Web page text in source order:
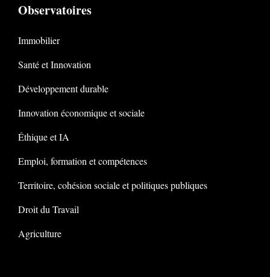
Observatoires
Immobilier
Santé et Innovation
Développement durable
Innovation économique et sociale
Éthique et IA
Emploi, formation et compétences
Territoire, cohésion sociale et politiques publiques
Droit du Travail
Agriculture